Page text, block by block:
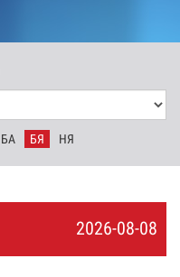
БА БЯ НЯ
2026-08-08